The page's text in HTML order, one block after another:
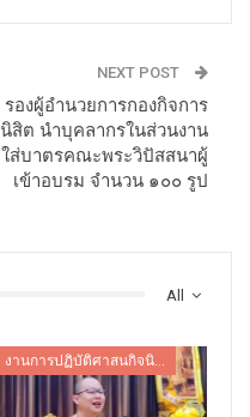
NEXT POST
รองผู้อำนวยการกองกิจการ
นิสิต นำบุคลากรในส่วนงาน
ใส่บาตรคณะพระวิปัสสนาผู้
เข้าอบรม จำนวน ๑๐๐ รูป
All